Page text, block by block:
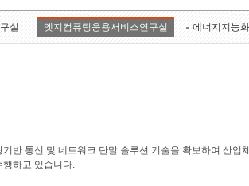
실 엣지컴퓨팅응용서비스연구실 에너지지능
기반 통신 및 네트워크 단말 솔루션 기술을 확보하여 산
행하고 있습니다.